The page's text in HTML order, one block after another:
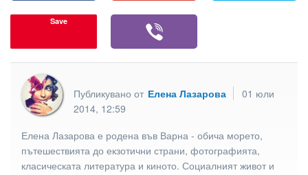
Save
Публикувано от Елена Лазарова
01 юли
2014, 12:59
Елена Лазарова е родена във Варна - обича морето,
пътешествията до екзотични страни, фотографията,
класическата литература и киното. Социалният живот и